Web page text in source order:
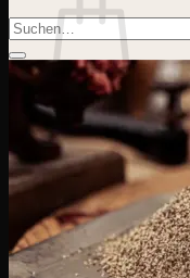
Es befinden sich
Zurück zum Shop
Suchen
nach: